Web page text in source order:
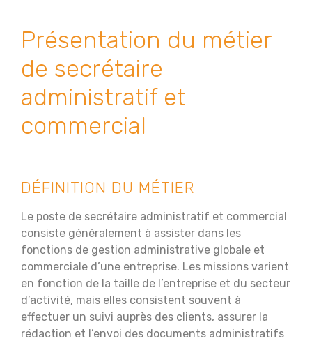
Présentation du métier
de secrétaire
administratif et
commercial
DÉFINITION DU MÉTIER
Le poste de secrétaire administratif et commercial
consiste généralement à assister dans les
fonctions de gestion administrative globale et
commerciale d’une entreprise. Les missions varient
en fonction de la taille de l’entreprise et du secteur
d’activité, mais elles consistent souvent à
effectuer un suivi auprès des clients, assurer la
rédaction et l’envoi des documents administratifs